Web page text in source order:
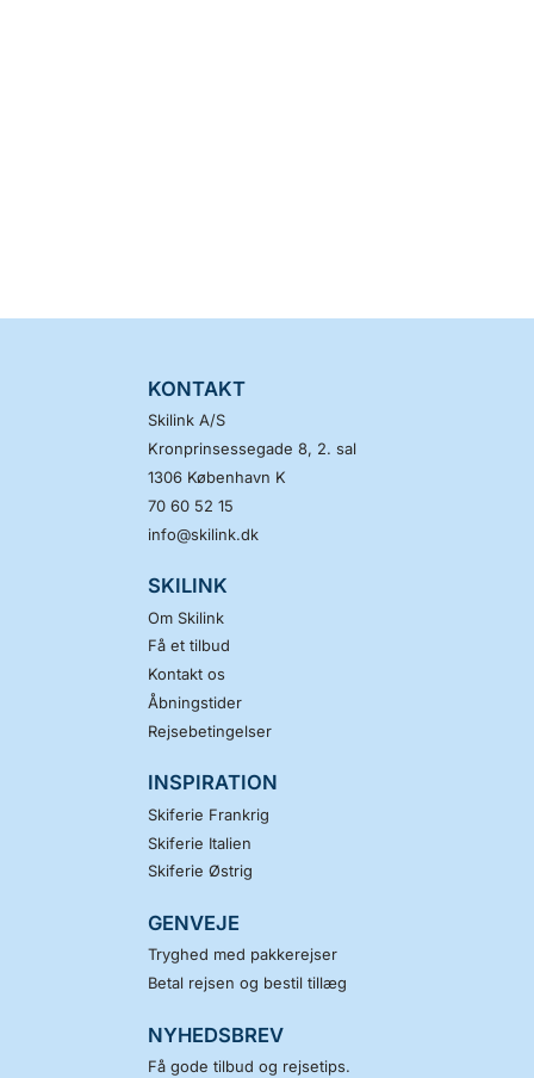
KONTAKT
Skilink A/S
Kronprinsessegade 8, 2. sal
1306 København K
70 60 52 15
info@skilink.dk
SKILINK
Om Skilink
Få et tilbud
Kontakt os
Åbningstider
Rejsebetingelser
INSPIRATION
Skiferie Frankrig
Skiferie Italien
Skiferie Østrig
GENVEJE
Tryghed med pakkerejser
Betal rejsen og bestil tillæg
NYHEDSBREV
Få gode tilbud og rejsetips.